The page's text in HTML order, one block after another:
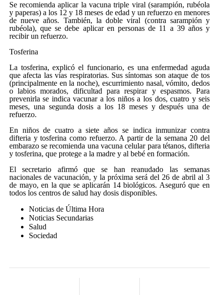
Se recomienda aplicar la vacuna triple viral (sarampión, rubéola
y paperas) a los 12 y 18 meses de edad y un refuerzo en menores
de nueve años. También, la doble viral (contra sarampión y
rubéola), que se debe aplicar en personas de 11 a 39 años y
recibir un refuerzo.
Tosferina
La tosferina, explicó el funcionario, es una enfermedad aguda
que afecta las vías respiratorias. Sus síntomas son ataque de tos
(principalmente en la noche), escurrimiento nasal, vómito, dedos
o labios morados, dificultad para respirar y espasmos. Para
prevenirla se indica vacunar a los niños a los dos, cuatro y seis
meses, una segunda dosis a los 18 meses y después una de
refuerzo.
En niños de cuatro a siete años se indica inmunizar contra
difteria y tosferina como refuerzo. A partir de la semana 20 del
embarazo se recomienda una vacuna celular para tétanos, difteria
y tosferina, que protege a la madre y al bebé en formación.
El secretario afirmó que se han reanudado las semanas
nacionales de vacunación, y la próxima será del 26 de abril al 3
de mayo, en la que se aplicarán 14 biológicos. Aseguró que en
todos los centros de salud hay dosis disponibles.
Noticias de Última Hora
Noticias Secundarias
Salud
Sociedad